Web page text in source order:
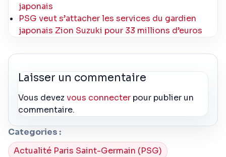
japonais
PSG veut s’attacher les services du gardien
japonais Zion Suzuki pour 33 millions d’euros
Laisser un commentaire
Vous devezvous connecter pour publier un
commentaire.
Categories :
Actualité Paris Saint-Germain (PSG)